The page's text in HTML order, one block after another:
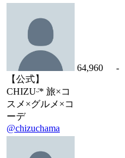
【公式】
CHIZUᵕ̈* 旅×コ
スメ×グルメ×コ
ーデ
@chizuchama
64,960 -